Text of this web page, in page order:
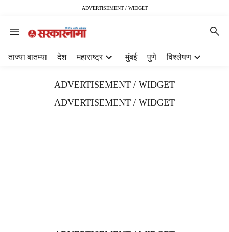
ADVERTISEMENT / WIDGET
ताज्या बातम्या देश महाराष्ट्र मुंबई पुणे विश्लेषण
ADVERTISEMENT / WIDGET
ADVERTISEMENT / WIDGET